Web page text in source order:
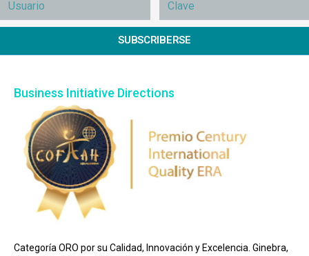
SUBSCRIBERSE
Business Initiative Directions
Categoría ORO por su Calidad, Innovación y Excelencia. Ginebra,